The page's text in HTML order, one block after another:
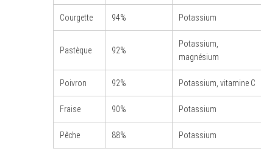
Courgette 94% Potassium
Pastèque 92%
Potassium,
magnésium
Poivron 92% Potassium, vitamine C
Fraise 90% Potassium
Pêche 88% Potassium